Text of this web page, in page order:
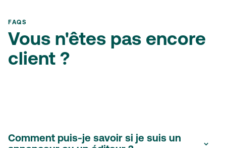
FAQS
Vous n'êtes pas encore
client ?
Comment puis-je savoir si je suis un